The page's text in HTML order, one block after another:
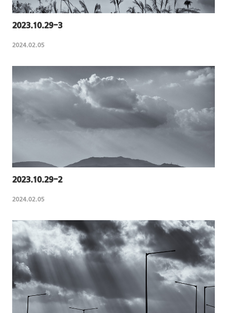
2023.10.29-3
2024.02.05
2023.10.29-2
2024.02.05